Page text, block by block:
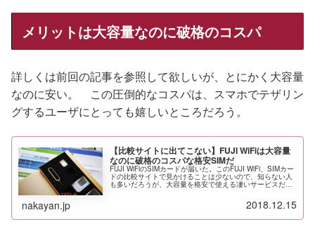
メリットは大容量なのに破格のコスパ
詳しくは前回の記事を参照して欲しいが、とにかく大容量
なのに安い。 この圧倒的なコスパは、スマホでテザリン
グするユーザにとっても嬉しいところだろう。
【比較サイトに出てこない】FUJI WiFiは大容量
なのに破格のコスパな格安SIMだ
FUJI WiFiのSIMカードが届いた。このFUJI WiFi、SIMカー
ドの比較サイトで見かけることは少ないので、知らない人
も多いだろうが、大容量を格安で使える凄いサービスだ。
nakayan.jp 2018.12.15